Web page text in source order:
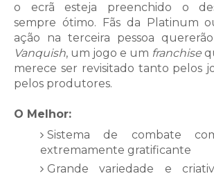
o ecrã esteja preenchido o
sempre ótimo. Fãs da Platinum
ação na terceira pessoa
Vanquish, um jogo e um franchise
merece ser revisitado tanto pelos
pelos produtores.
O Melhor:
Sistema de combate
extremamente gratificante
Grande variedade e